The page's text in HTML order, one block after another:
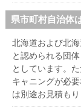
県市町村自治体
北海道および北
と認められる団
としています。
キャニングが必
は別途お見積も
留寿都村
千歳市
喜茂別町
北見市
道総研の本棚